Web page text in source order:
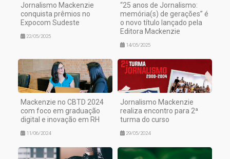
Jornalismo Mackenzie
conquista prêmios no
Expocom Sudeste
22/05/2025
“25 anos de Jornalismo:
memória(s) de gerações” é
o novo título lançado pela
Editora Mackenzie
14/05/2025
Mackenzie no CBTD 2024
com foco em graduação
digital e inovação em RH
11/06/2024
Jornalismo Mackenzie
realiza encontro para 2ª
turma do curso
29/05/2024